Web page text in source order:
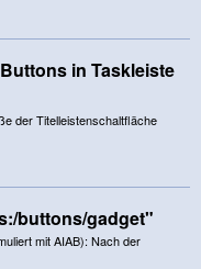
in Taskleiste
der Titelleistenschaltfläche
buttons/gadget"
mit AIAB): Nach der